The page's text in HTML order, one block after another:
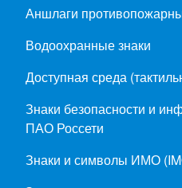
Аншлаги
Водоохранные знаки
Доступная среда
Знаки безопасности и
ПАО Россети
Знаки и символы ИМО